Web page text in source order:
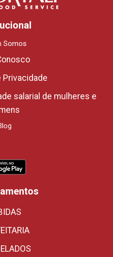
Somos
Privacidade
salarial de mulheres e